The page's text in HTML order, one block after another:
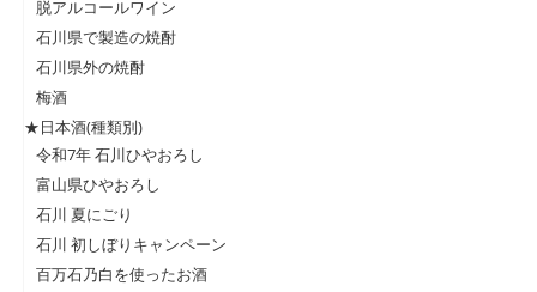
脱アルコールワイン
石川県で製造の焼酎
石川県外の焼酎
梅酒
★日本酒(種類別)
令和7年 石川ひやおろし
富山県ひやおろし
石川 夏にごり
石川 初しぼりキャンペーン
百万石乃白を使ったお酒